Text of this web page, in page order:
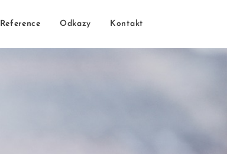
Reference Odkazy Kontakt